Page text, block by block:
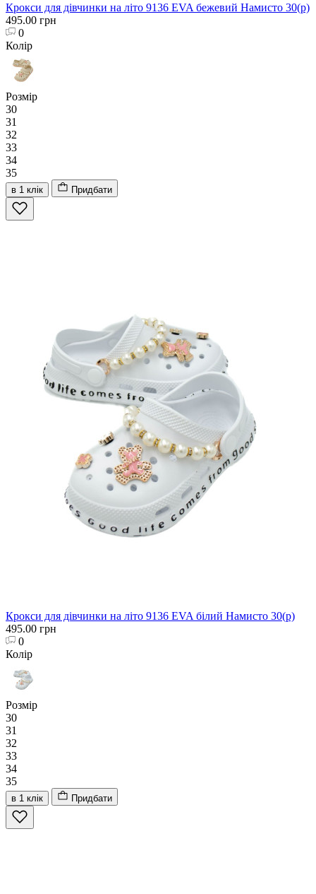
Крокси для дівчинки на літо 9136 EVA бежевий Намисто 30(р)
495.00 грн
0
Колір
Розмір
30
31
32
33
34
35
в 1 клік Придбати
Крокси для дівчинки на літо 9136 EVA білий Намисто 30(р)
495.00 грн
0
Колір
Розмір
30
31
32
33
34
35
в 1 клік Придбати